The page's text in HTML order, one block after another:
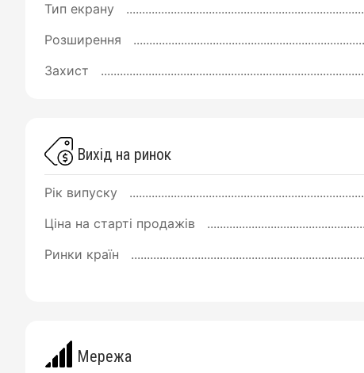
Тип екрану
Розширення
Захист
Вихід на ринок
Рік випуску
Ціна на старті продажів
Ринки країн
Мережа